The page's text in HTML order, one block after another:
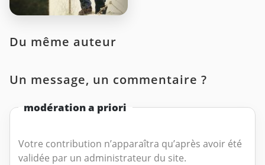
Du même auteur
Un message, un commentaire ?
modération a priori
Votre contribution n’apparaîtra qu’après avoir été
validée par un administrateur du site.